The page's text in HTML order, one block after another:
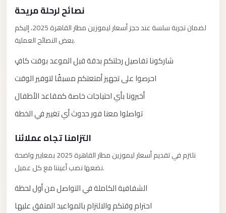
نصائح لرحلة مريحة
لضمان تجربة سلسة عند حجز أسعار ليموزين مطار القاهرة 2025، إليكم
بعض النصائح العملية.
شاركونا تفاصيل رحلتكم بدقة قبل الموعد بوقت كافٍ
احرصوا على تجهيز أمتعتكم مسبقًا لتوفير الوقت
أخبرونا بأي احتياجات خاصة كمقاعد الأطفال
تواصلوا معنا فور حدوث أي تغيير في الخطة
التزامنا تجاه عملائنا
نلتزم في تقديم أسعار ليموزين مطار القاهرة 2025 بمعايير واضحة
نضعها نصب أعيننا مع كل عميل.
الشفافية الكاملة في التواصل من أول لحظة
احترام وقتكم والالتزام بالمواعيد المتفق عليها
Transfer
from
Cairo
Airport
North
Coast
Taxi
Coast
Limousine
Service
North
Coast